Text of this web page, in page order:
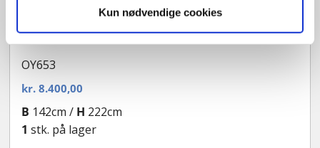
Kun nødvendige cookies
Facadedør med sideparti
OY653
kr.8.400,00
B 142cm / H 222cm
1 stk. på lager